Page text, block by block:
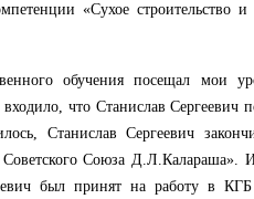
«Сухое строительство и
обучения посещал мои
что Станислав Сергеевич
Станислав Сергеевич
Союза Д.Л.Калараша».
был принят на работу в